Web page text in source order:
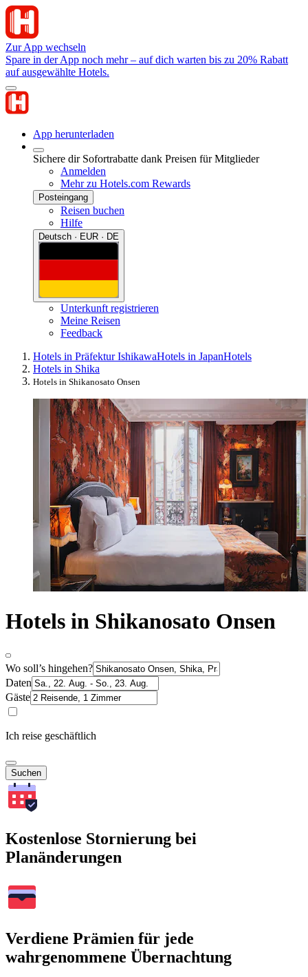
Zur App wechseln
Spare in der App noch mehr – auf dich warten bis zu 20% Rabatt
auf ausgewählte Hotels.
App herunterladen
Sichere dir Sofortrabatte dank Preisen für Mitglieder
Anmelden
Mehr zu Hotels.com Rewards
Posteingang
Reisen buchen
Hilfe
Deutsch · EUR · DE
Unterkunft registrieren
Meine Reisen
Feedback
Hotels in Präfektur IshikawaHotels in JapanHotels
Hotels in Shika
Hotels in Shikanosato Onsen
Hotels in Shikanosato Onsen
Wo soll’s hingehen?
Daten
Gäste
Ich reise geschäftlich
Suchen
Kostenlose Stornierung bei
Planänderungen
Verdiene Prämien für jede
wahrgenommene Übernachtung